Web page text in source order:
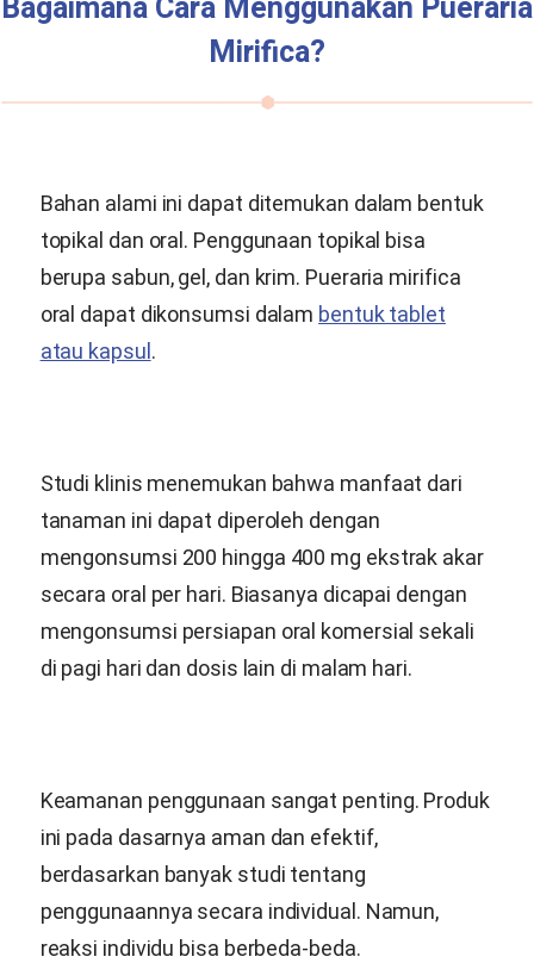
Bagaimana Cara Menggunakan Pueraria
Mirifica?
Bahan alami ini dapat ditemukan dalam bentuk
topikal dan oral. Penggunaan topikal bisa
berupa sabun, gel, dan krim. Pueraria mirifica
oral dapat dikonsumsi dalam bentuk tablet
atau kapsul .
Studi klinis menemukan bahwa manfaat dari
tanaman ini dapat diperoleh dengan
mengonsumsi 200 hingga 400 mg ekstrak akar
secara oral per hari. Biasanya dicapai dengan
mengonsumsi persiapan oral komersial sekali
di pagi hari dan dosis lain di malam hari.
Keamanan penggunaan sangat penting. Produk
ini pada dasarnya aman dan efektif,
berdasarkan banyak studi tentang
penggunaannya secara individual. Namun,
reaksi individu bisa berbeda-beda.